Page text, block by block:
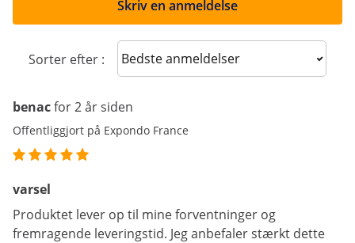
Skriv en anmeldelse
Sorter efter : Sort reviews
benacfor 2 år siden
Offentliggjort på Expondo France
varsel
Produktet lever op til mine forventninger og
fremragende leveringstid. Jeg anbefaler stærkt dette